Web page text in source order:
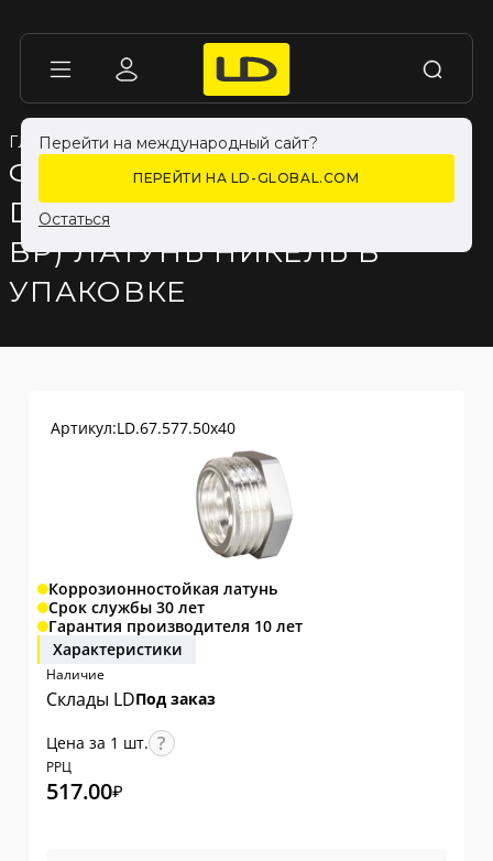
Перейти на международный сайт?
ПЕРЕЙТИ НА LD-GLOBAL.COM
Остаться
ГЛАВНАЯ КАТАЛОГ ПРОДУКЦИИ
ФУТОРКА LD PRIDE
DN50Х40 (2"НР Х 1 1/2"
ВР) ЛАТУНЬ НИКЕЛЬ В
УПАКОВКЕ
ГЛАВНАЯ КАТАЛОГ ПРОДУКЦИИ
Артикул:LD.67.577.50х40
Коррозионностойкая латунь
Срок службы 30 лет
Гарантия производителя 10 лет
Характеристики
Наличие
Склады LDПод заказ
Цена за 1 шт.
РРЦ
517.00₽